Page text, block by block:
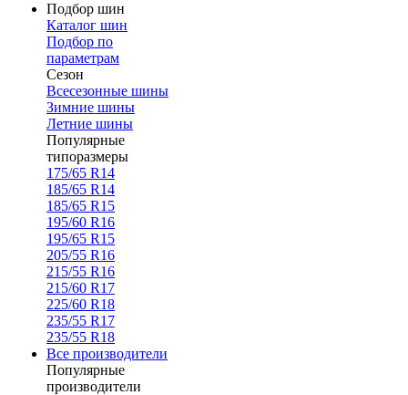
Подбор шин
Каталог шин
Подбор по
параметрам
Сезон
Всесезонные шины
Зимние шины
Летние шины
Популярные
типоразмеры
175/65 R14
185/65 R14
185/65 R15
195/60 R16
195/65 R15
205/55 R16
215/55 R16
215/60 R17
225/60 R18
235/55 R17
235/55 R18
Все производители
Популярные
производители